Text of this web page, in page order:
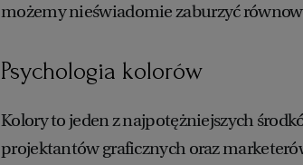
możemy nieświadomie zaburzyć
Psychologia kolorów
Kolory to jeden z najpotężniejszych
projektantów graficznych oraz